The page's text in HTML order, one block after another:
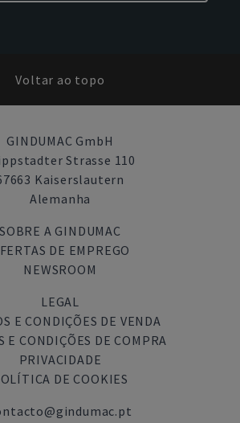
Voltar ao topo
GINDUMAC GmbH
Strasse 110
Kaiserslautern
Alemanha
SOBRE A GINDUMAC
DE EMPREGO
NEWSROOM
LEGAL
E CONDIÇÕES DE VENDA
E CONDIÇÕES DE COMPRA
PRIVACIDADE
DE COOKIES